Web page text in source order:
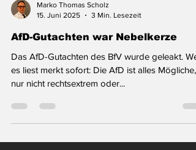
15. Juni 2025
3 Min. Lesezeit
AfD-Gutachten war Nebelkerze
Das AfD-Gutachten des BfV wurde geleakt. Wer
es liest merkt sofort: Die AfD ist alles Mögliche,